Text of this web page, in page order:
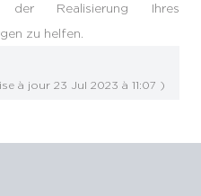
Realisierung Ihres
zu helfen.
à jour 23 Jul 2023 à 11:07 )